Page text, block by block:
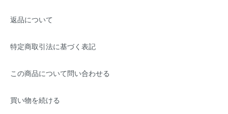
返品について
特定商取引法に基づく表記
この商品について問い合わせる
買い物を続ける